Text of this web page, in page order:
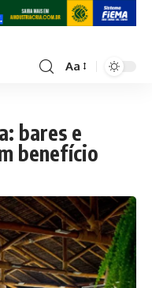
Aa
bares e
benefício